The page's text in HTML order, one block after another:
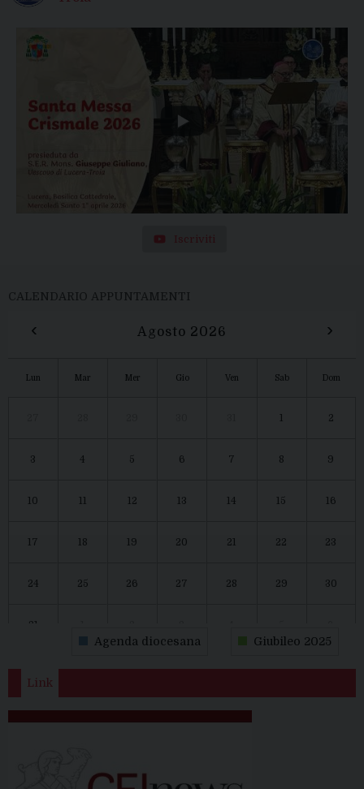
Iscriviti
CALENDARIO APPUNTAMENTI
‹ Agosto 2026 ›
Lun Mar Mer Gio Ven Sab Dom
2
3 4 5 6 7 8 9
10 12 13 14 15 16
17 18 19 20 21 22 23
24 25 26 27 28 29 30
31
Agenda diocesana Giubileo 2025
Link